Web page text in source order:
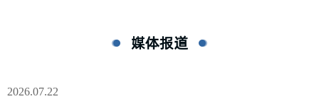
媒体报道
07.22
2026